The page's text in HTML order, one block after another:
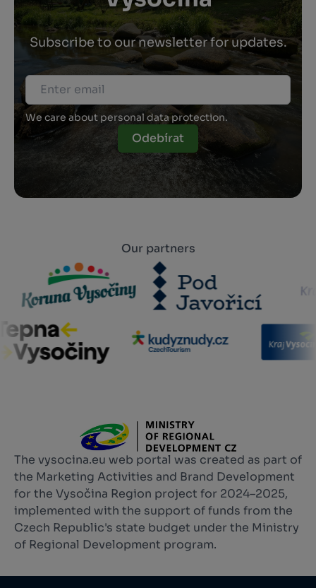
Subscribe to our newsletter for updates.
We care about personal data protection.
Odebírat
Our partners
The vysocina.eu web portal was created as part of
the Marketing Activities and Brand Development
for the Vysočina Region project for 2024–2025,
implemented with the support of funds from the
Czech Republic's state budget under the Ministry
of Regional Development program.